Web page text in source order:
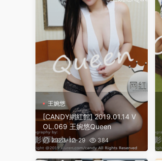
王婉悠
[CANDY網紅館] 2019.01.14 V
OL.069 王婉悠Queen
2023-12-29 384